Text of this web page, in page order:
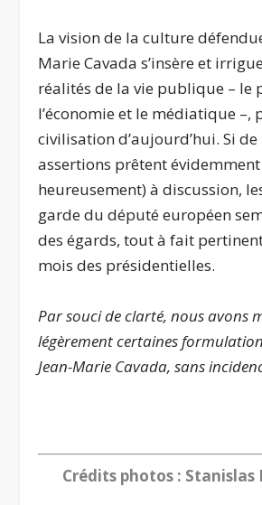
La vision de la culture
Marie Cavada s’insère et
réalités de la vie publique – le
l’économie et le médiatique –,
civilisation d’aujourd’hui. Si
assertions prêtent
heureusement) à discussion,
garde du député européen
des égards, tout à fait
mois des présidentielles.
Par souci de clarté, nous avons
légèrement certaines
Jean-Marie Cavada, sans
Crédits photos : Stanislas